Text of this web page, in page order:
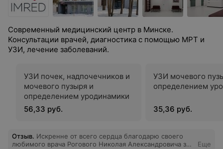
Современный медицинский центр в Минске.
Консультации врачей, диагностика с помощью МРТ и
УЗИ, лечение заболеваний.
УЗИ почек, надпочечников и
мочевого пузыря и
определением уродинамики
56,33 руб.
УЗИ мочевого
определением
35,36 руб.
Отзыв. Искренне от всего сердца благодарю своего
любимого врача Рогового Николая Александровича за
Еще